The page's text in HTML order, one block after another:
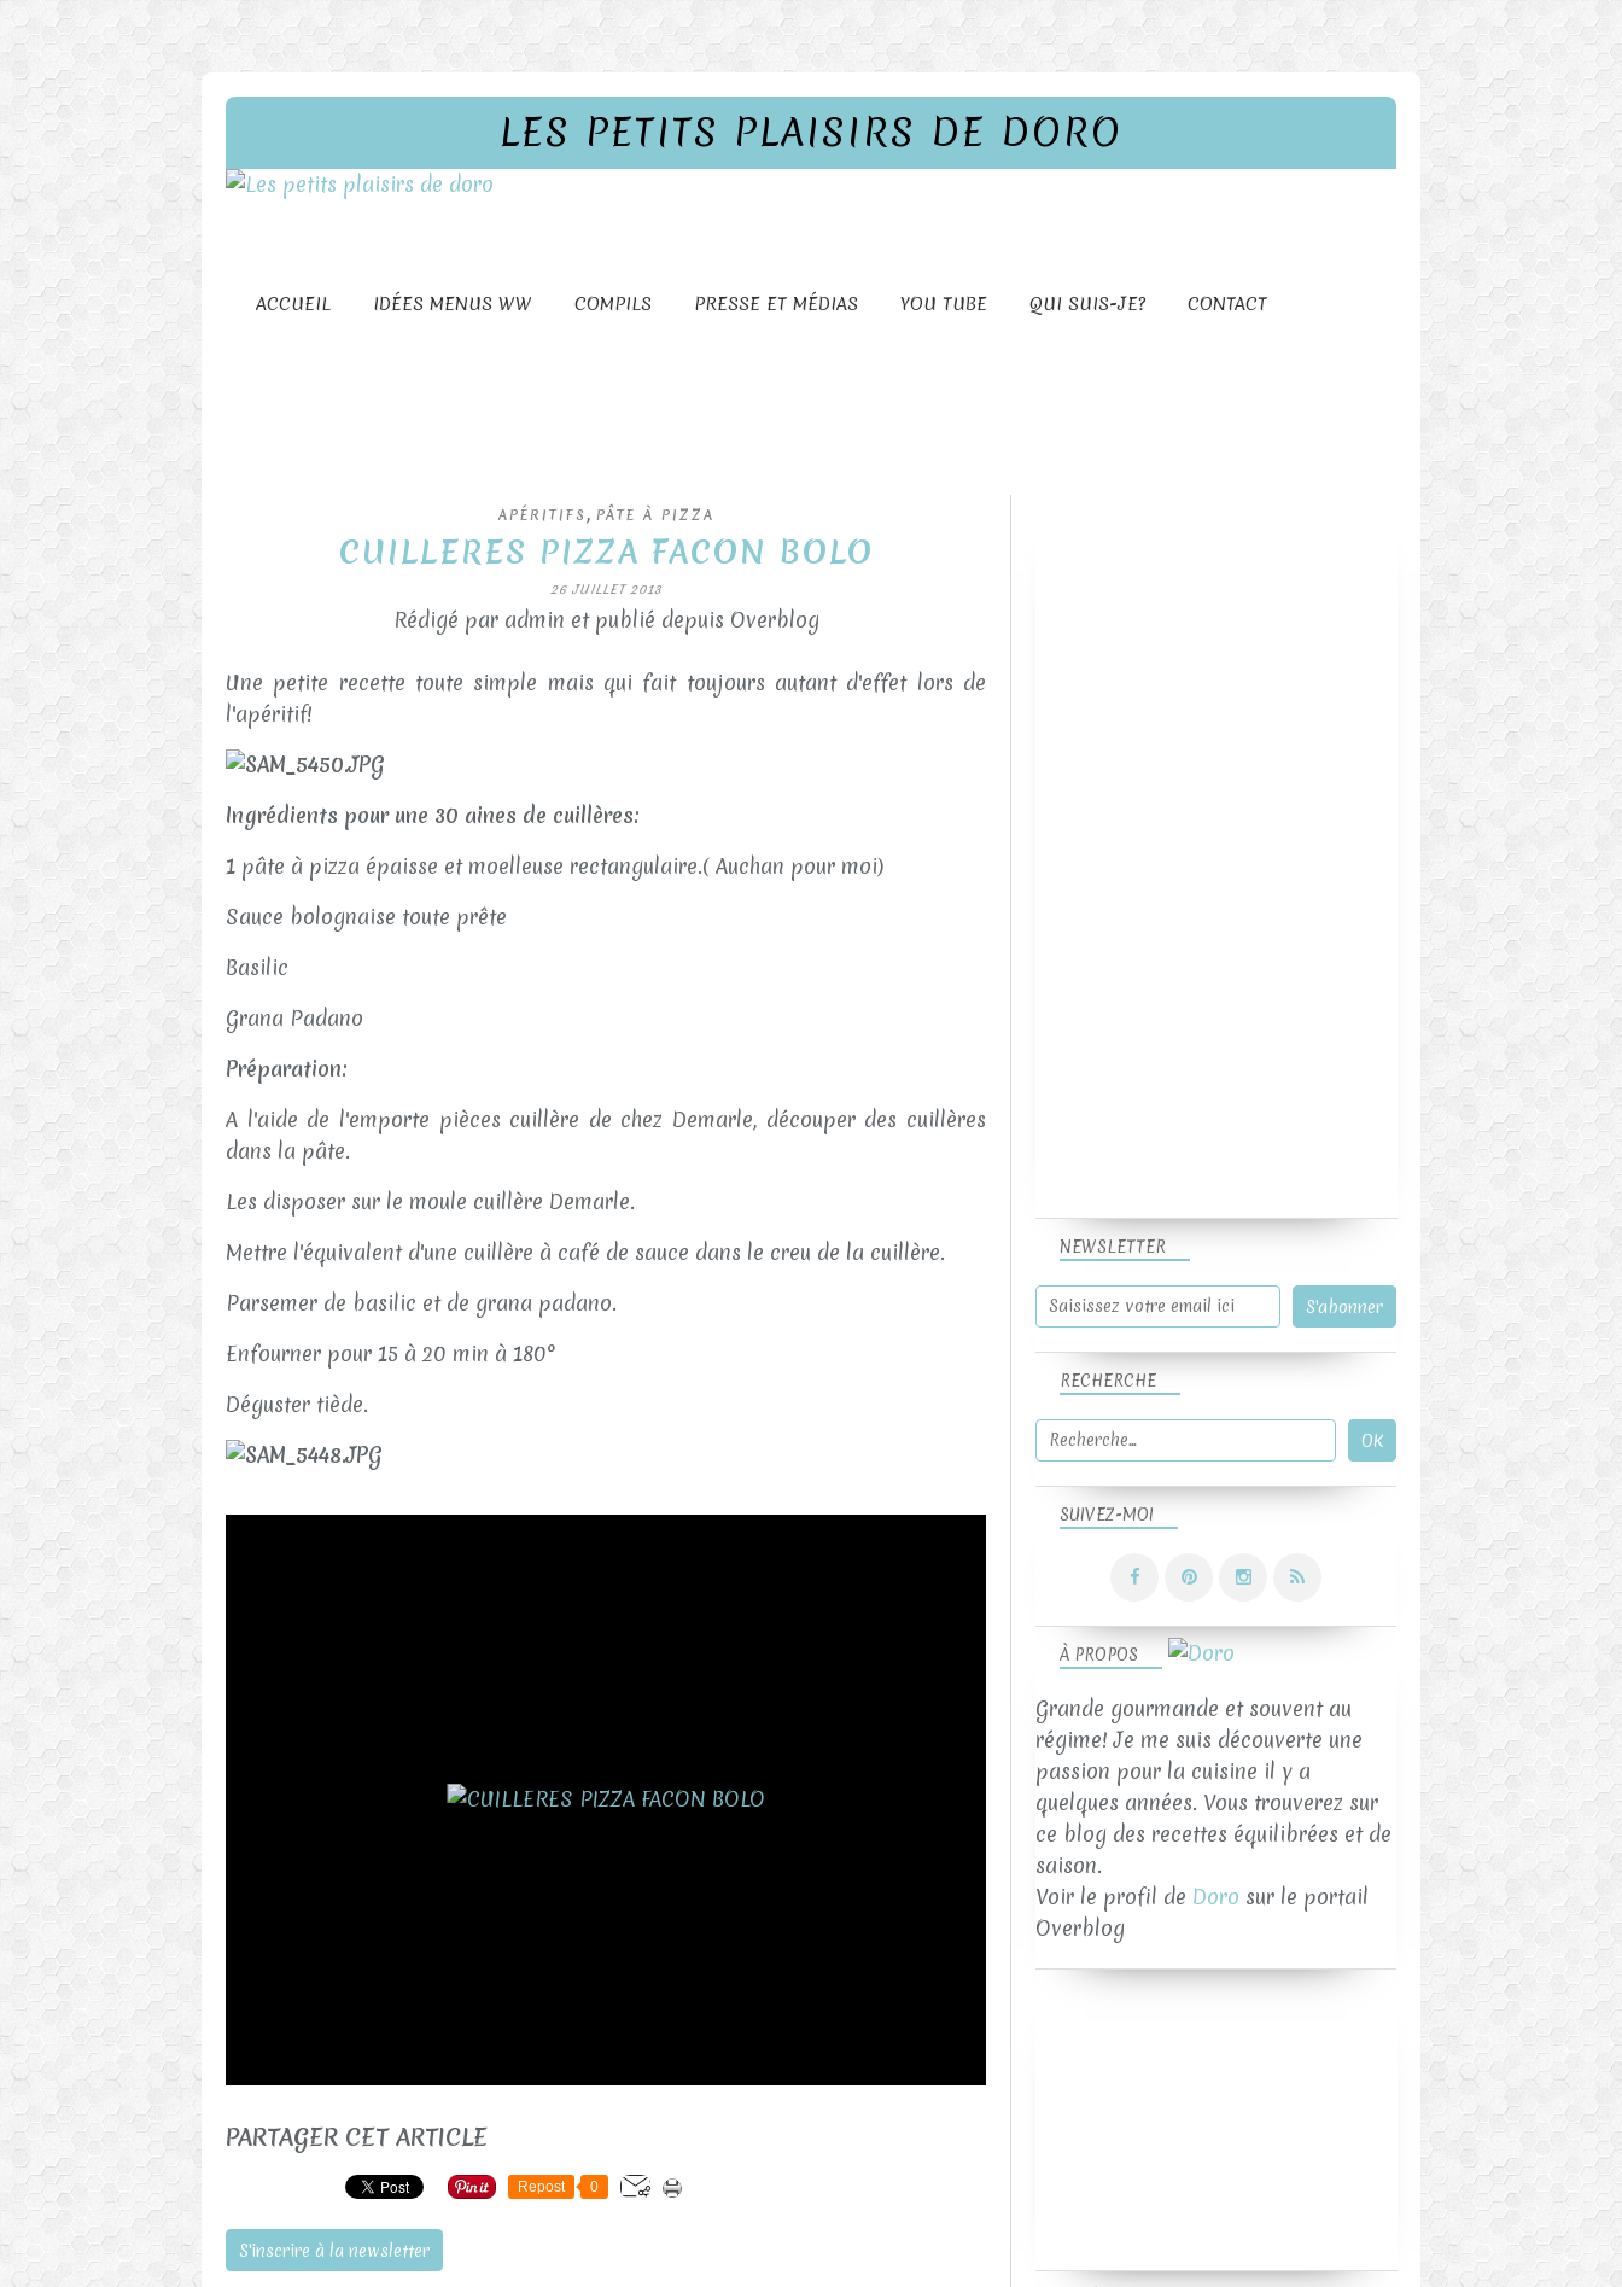
LES PETITS PLAISIRS DE DORO
ACCUEIL IDÉES MENUS WW COMPILS PRESSE ET MÉDIAS YOU TUBE QUI SUIS-JE? CONTACT
APÉRITIFS , PÂTE À PIZZA
CUILLERES PIZZA FACON BOLO
26 JUILLET 2013
Rédigé par admin et publié depuis Overblog
Une petite recette toute simple mais qui fait toujours autant d'effet lors de
l'apéritif!
Ingrédients pour une 30 aines de cuillères:
1 pâte à pizza épaisse et moelleuse rectangulaire.( Auchan pour moi)
Sauce bolognaise toute prête
Basilic
Grana Padano
Préparation:
A l'aide de l'emporte pièces cuillère de chez Demarle, découper des cuillères
dans la pâte.
Les disposer sur le moule cuillère Demarle.
Mettre l'équivalent d'une cuillère à café de sauce dans le creu de la cuillère.
Parsemer de basilic et de grana padano.
Enfourner pour 15 à 20 min à 180°
Déguster tiède.
PARTAGER CET ARTICLE
Repost 0
S'inscrire à la newsletter
NEWSLETTER
SUIVEZ-MOI
RECHERCHE
À PROPOS
Grande gourmande et souvent au
régime! Je me suis découverte une
passion pour la cuisine il y a
quelques années. Vous trouverez sur
ce blog des recettes équilibrées et de
saison.
Voir le profil de Doro sur le portail
Overblog